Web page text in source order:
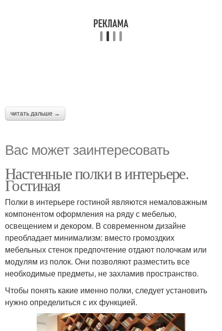
читать дальше →
Вас может заинтересовать
Настенные полки в интерьере.
Гостиная
Полки в интерьере гостиной являются немаловажным
компонентом оформления на ряду с мебелью,
освещением и декором. В современном дизайне
преобладает минимализм: вместо громоздких
мебельных стенок предпочтение отдают полочкам или
модулям из полок. Они позволяют разместить все
необходимые предметы, не захламив пространство.
Чтобы понять какие именно полки, следует установить
нужно определиться с их функцией.